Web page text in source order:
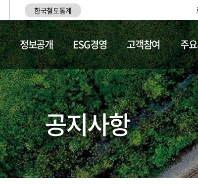
한국철도통계
정보공개 ESG경영 고객참여 주
갤러리 기차소개
공지사항